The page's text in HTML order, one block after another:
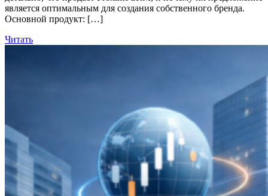
является оптимальным для создания собственного бренда.
Основной продукт: […]
Читать